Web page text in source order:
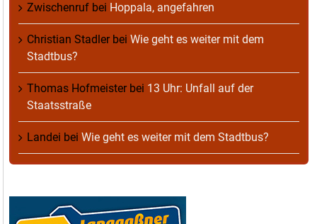
Zwischenruf bei Hoppala, angefahren
Christian Stadlerbei Wie geht es weiter mit dem
Stadtbus?
Thomas Hofmeisterbei 13 Uhr: Unfall auf der
Staatsstraße
Landei bei Wie geht es weiter mit dem Stadtbus?